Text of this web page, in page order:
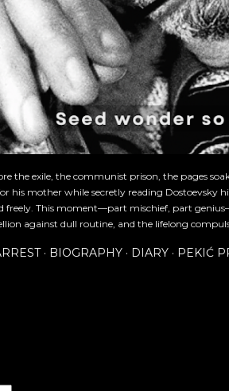
the exile, the communist prison, the pages
his mother while secretly reading Dostoevsky
freely. This moment—part mischief, part
against dull routine, and the lifelong
BIOGRAPHY DIARY PEKIĆ